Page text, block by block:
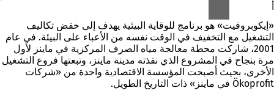
أوكوبروفيت ماينز
«إيكوبروفيت» هو برنامج للوقاية البيئية يهدف إلى خفض تكاليف
التشغيل مع التخفيف في الوقت نفسه من الأعباء على البيئة. في عام
2001، شاركت محطة معالجة مياه الصرف المركزية في ماينز لأول
مرة بنجاح في المشروع الذي نفذته مدينة ماينز، وتبعتها فروع التشغيل
الأخرى، بحيث أصبحت المؤسسة الاقتصادية واحدة من «شركات
Ökoprofit في ماينز» ذات التاريخ الطويل.